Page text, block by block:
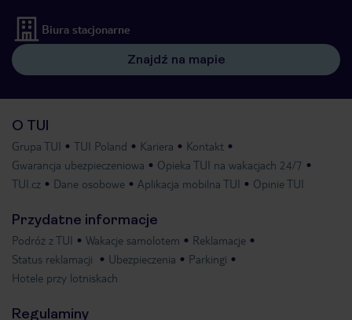
Biura stacjonarne
Znajdź na mapie
O TUI
Grupa TUI TUI Poland Kariera
Kontakt
Gwarancja ubezpieczeniowa
Opieka TUI na wakacjach 24/7
TUI.cz
Dane osobowe Aplikacja mobilna TUI Opinie TUI
Przydatne informacje
Podróż z TUI Wakacje samolotem
Reklamacje
Status reklamacji
Ubezpieczenia
Parkingi
Hotele przy lotniskach
Regulaminy